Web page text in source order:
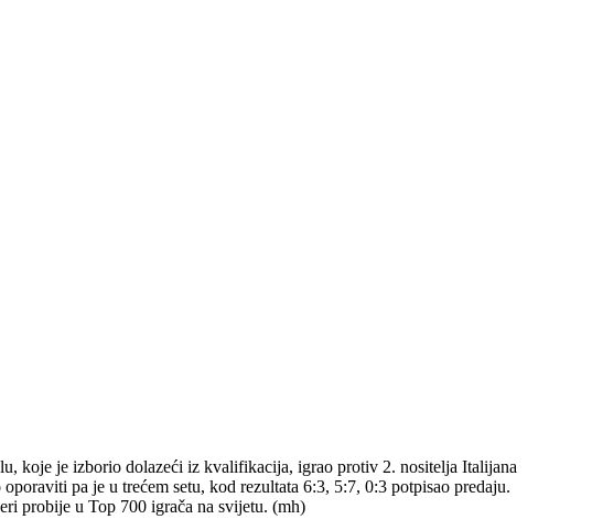
koje je izborio dolazeći iz kvalifikacija, igrao protiv 2. nositelja Italijana
pa je u trećem setu, kod rezultata 6:3, 5:7, 0:3 potpisao predaju.
probije u Top 700 igrača na svijetu. (mh)